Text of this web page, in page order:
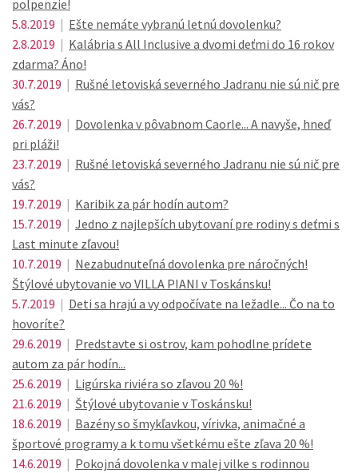
polpenzie!
5.8.2019 | Ešte nemáte vybranú letnú dovolenku?
2.8.2019 | Kalábria s All Inclusive a dvomi deťmi do 16 rokov
zdarma? Áno!
30.7.2019 | Rušné letoviská severného Jadranu nie sú nič pre
vás?
26.7.2019 | Dovolenka v pôvabnom Caorle... A navyše, hneď
pri pláži!
23.7.2019 | Rušné letoviská severného Jadranu nie sú nič pre
vás?
19.7.2019 | Karibik za pár hodín autom?
15.7.2019 | Jedno z najlepších ubytovaní pre rodiny s deťmi s
Last minute zľavou!
10.7.2019 | Nezabudnuteľná dovolenka pre náročných!
Štýlové ubytovanie vo VILLA PIANI v Toskánsku!
5.7.2019 | Deti sa hrajú a vy odpočívate na ležadle... Čo na to
hovoríte?
29.6.2019 | Predstavte si ostrov, kam pohodlne prídete
autom za pár hodín...
25.6.2019 | Ligúrska riviéra so zľavou 20 %!
21.6.2019 | Štýlové ubytovanie v Toskánsku!
18.6.2019 | Bazény so šmykľavkou, vírivka, animačné a
športové programy a k tomu všetkému ešte zľava 20 %!
14.6.2019 | Pokojná dovolenka v malej vilke s rodinnou